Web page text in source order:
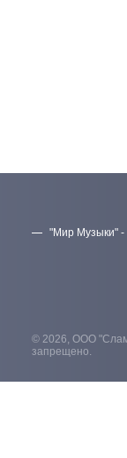
"Мир Музыки" -
© 2026, ООО
запрещено.